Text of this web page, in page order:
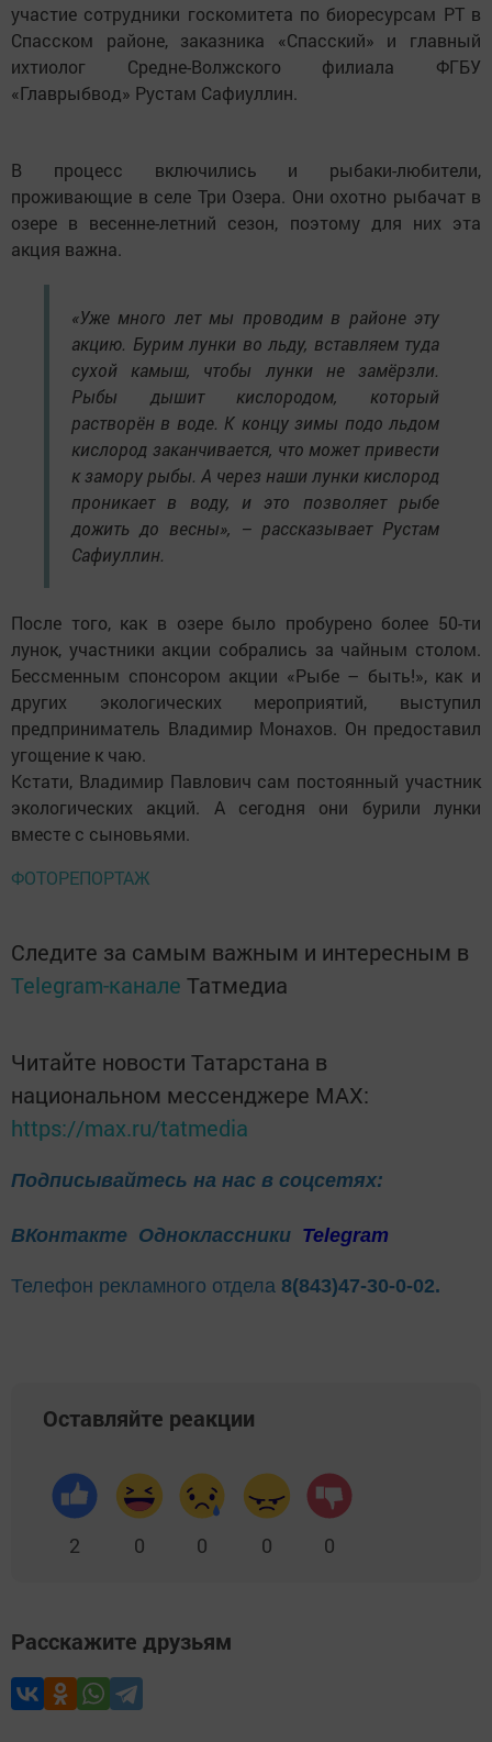
участие сотрудники госкомитета по биоресурсам РТ в
Спасском районе, заказника «Спасский» и главный
ихтиолог Средне-Волжского филиала ФГБУ
«Главрыбвод» Рустам Сафиуллин.
В процесс включились и рыбаки-любители,
проживающие в селе Три Озера. Они охотно рыбачат в
озере в весенне-летний сезон, поэтому для них эта
акция важна.
«Уже много лет мы проводим в районе эту
акцию. Бурим лунки во льду, вставляем туда
сухой камыш, чтобы лунки не замёрзли.
Рыбы дышит кислородом, который
растворён в воде. К концу зимы подо льдом
кислород заканчивается, что может привести
к замору рыбы. А через наши лунки кислород
проникает в воду, и это позволяет рыбе
дожить до весны», – рассказывает Рустам
Сафиуллин.
После того, как в озере было пробурено более 50-ти
лунок, участники акции собрались за чайным столом.
Бессменным спонсором акции «Рыбе – быть!», как и
других экологических мероприятий, выступил
предприниматель Владимир Монахов. Он предоставил
угощение к чаю.
Кстати, Владимир Павлович сам постоянный участник
экологических акций. А сегодня они бурили лунки
вместе с сыновьями.
ФОТОРЕПОРТАЖ
Следите за самым важным и интересным в
Telegram-канале Татмедиа
Читайте новости Татарстана в
национальном мессенджере MАХ:
https://max.ru/tatmedia
Подписывайтесь на нас в соцсетях:
ВКонтакте Одноклассники Telegram
Телефон рекламного отдела 8(843)47-30-0-02.
Оставляйте реакции
2 0 0 0 0
Расскажите друзьям